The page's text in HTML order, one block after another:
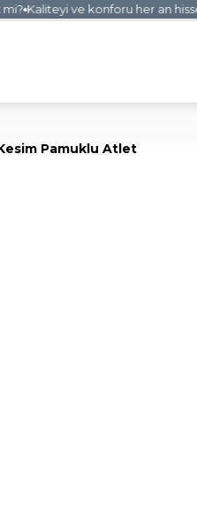
Kaliteyi ve konforu her an hisset.
Pamuklu Atlet